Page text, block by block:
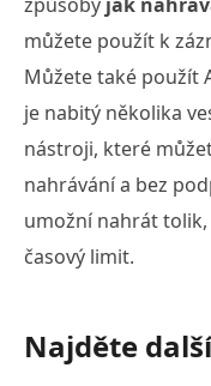
můžete použít k
Můžete také použít
je nabitý několika
nástroji, které
nahrávání a bez
umožní nahrát
časový limit.
Najděte